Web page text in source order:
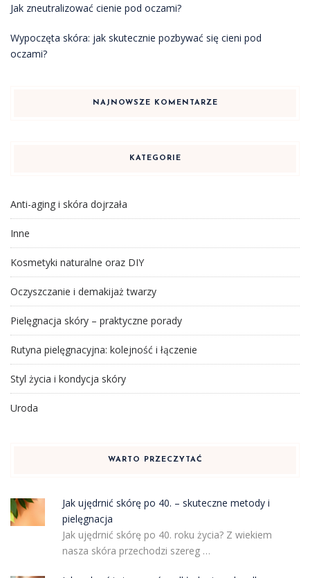
Jak zneutralizować cienie pod oczami?
Wypoczęta skóra: jak skutecznie pozbywać się cieni pod
oczami?
NAJNOWSZE KOMENTARZE
KATEGORIE
Anti-aging i skóra dojrzała
Inne
Kosmetyki naturalne oraz DIY
Oczyszczanie i demakijaż twarzy
Pielęgnacja skóry – praktyczne porady
Rutyna pielęgnacyjna: kolejność i łączenie
Styl życia i kondycja skóry
Uroda
WARTO PRZECZYTAĆ
Jak ujędrnić skórę po 40. – skuteczne metody i
pielęgnacja
Jak ujędrnić skórę po 40. roku życia? Z wiekiem
nasza skóra przechodzi szereg …